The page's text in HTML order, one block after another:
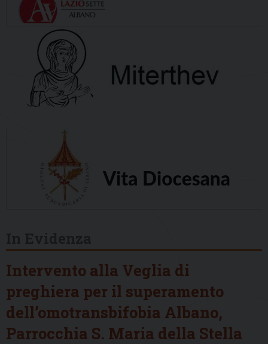
Intervento alla Veglia di
preghiera per il superamento
dell’omotransbifobia Albano,
Parrocchia S. Maria della Stella